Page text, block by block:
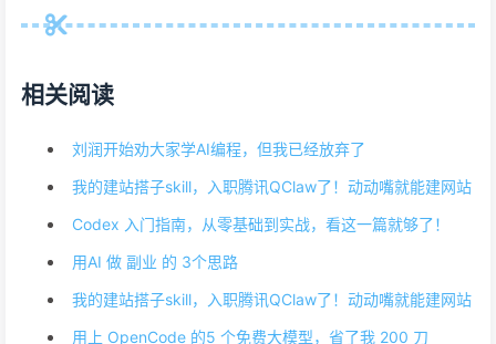
相关阅读
刘润开始劝大家学AI编程，但我已经放弃了
我的建站搭子skill，入职腾讯QClaw了！动动嘴就能建网站
Codex 入门指南，从零基础到实战，看这一篇就够了！
用AI 做 副业 的 3个思路
我的建站搭子skill，入职腾讯QClaw了！动动嘴就能建网站
用上 OpenCode 的5 个免费大模型，省了我 200 刀